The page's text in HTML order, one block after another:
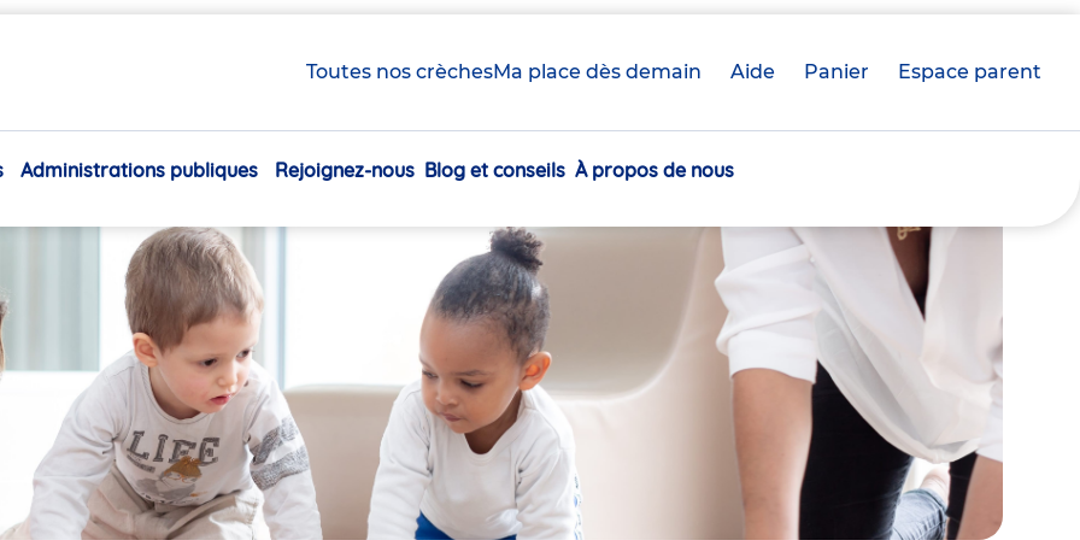
Toutes nos crèchesMa place dès demain Aide Panier crèche(s)
Espace parent
Navigation
Administrations publiques Rejoignez-nous Blog et conseils À propos de nous